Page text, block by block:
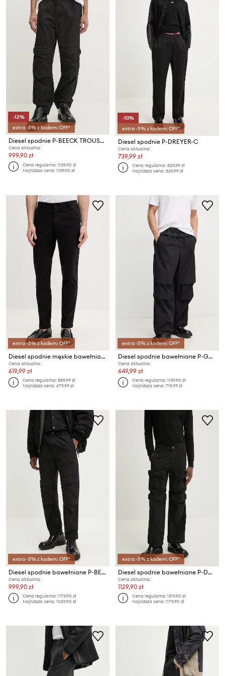
-12%
extra -5% z kodem: OFF*
Diesel spodnie P-BEECK TROUSERS
Cena aktualna:
999,90 zł
Cena regularna:1139,90 zł
Najniższa cena:1139,90 zł
-10%
extra -5% z kodem: OFF*
Diesel spodnie P-DREYER-C
Cena aktualna:
739,99 zł
Cena regularna:829,99 zł
Najniższa cena:829,99 zł
extra -5% z kodem: OFF*
Diesel spodnie męskie bawełniane z elastanem P-DEFINE-EPCH
Cena aktualna:
619,99 zł
Cena regularna:889,99 zł
Najniższa cena:679,99 zł
extra -5% z kodem: OFF*
Diesel spodnie bawełniane P-GUSTAF TROUSERS
Cena aktualna:
649,99 zł
Cena regularna:1139,90 zł
Najniższa cena:719,99 zł
extra -5% z kodem: OFF*
Diesel spodnie bawełniane P-BEECK
Cena aktualna:
999,90 zł
Cena regularna:1179,90 zł
Najniższa cena:1059,90 zł
extra -5% z kodem: OFF*
Diesel spodnie bawełniane P-DANZEL
Cena aktualna:
1129,90 zł
Cena regularna:1319,90 zł
Najniższa cena:1179,90 zł